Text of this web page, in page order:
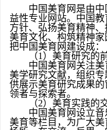
中国美育网是由
益性专业网站。中国
方针、弘扬美育精神
美育文化、构筑精神
把中国美育网建设成：
（1 ）美育研究的
中国美育网关注美
美学研究文献，组织
供展示美育研究成果
领者与探索者。
（2）美育实践的
中国美育网设立
美育等栏目，为广大